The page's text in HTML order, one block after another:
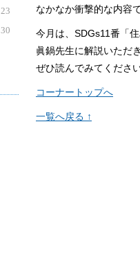
23
30
なかなか衝撃的な内容
今月は、SDGs11番「
眞鍋先生に解説いただ
ぜひ読んでみてください
コーナートップへ
一覧へ戻る ↑